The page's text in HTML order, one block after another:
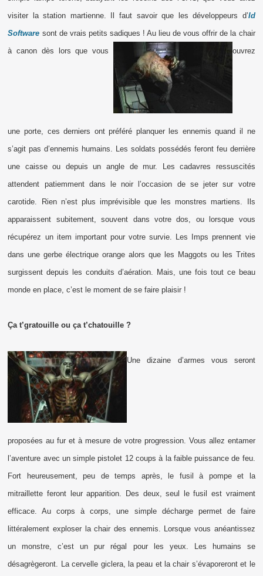
visiter la station martienne. Il faut savoir que les développeurs d’Id
Software sont de vrais petits sadiques ! Au lieu de vous offrir de la chair
à canon dès lors que vous
ouvrez
une porte, ces derniers ont préféré planquer les ennemis quand il ne
s’agit pas d’ennemis humains. Les soldats possédés feront feu derrière
une caisse ou depuis un angle de mur. Les cadavres ressuscités
attendent patiemment dans le noir l’occasion de se jeter sur votre
carotide. Rien n’est plus imprévisible que les monstres martiens. Ils
apparaissent subitement, souvent dans votre dos, ou lorsque vous
récupérez un item important pour votre survie. Les Imps prennent vie
dans une gerbe électrique orange alors que les Maggots ou les Trites
surgissent depuis les conduits d’aération. Mais, une fois tout ce beau
monde en place, c’est le moment de se faire plaisir !
Ça t’gratouille ou ça t’chatouille ?
Une dizaine d’armes vous seront
proposées au fur et à mesure de votre progression. Vous allez entamer
l’aventure avec un simple pistolet 12 coups à la faible puissance de feu.
Fort heureusement, peu de temps après, le fusil à pompe et la
mitraillette feront leur apparition. Des deux, seul le fusil est vraiment
efficace. Au corps à corps, une simple décharge permet de faire
littéralement exploser la chair des ennemis. Lorsque vous anéantissez
un monstre, c’est un pur régal pour les yeux. Les humains se
désagrègeront. La cervelle giclera, la peau et la chair s’évaporeront et le